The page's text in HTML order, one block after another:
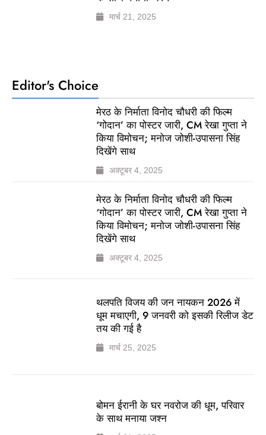
मार्च 21, 2025
Editor's Choice
मेरठ के निर्माता विनोद चौधरी की फिल्म
‘गोदान’ का पोस्टर जारी, CM रेखा गुप्ता ने
किया विमोचन; मनोज जोशी-उपासना सिंह
दिखेंगे साथ
अक्टूबर 4, 2025
मेरठ के निर्माता विनोद चौधरी की फिल्म
‘गोदान’ का पोस्टर जारी, CM रेखा गुप्ता ने
किया विमोचन; मनोज जोशी-उपासना सिंह
दिखेंगे साथ
अक्टूबर 4, 2025
थलपति विजय की जन नायकन 2026 में
धूम मचाएगी, 9 जनवरी को इसकी रिलीज डेट
तय की गई है
मार्च 25, 2025
बोमन ईरानी के घर नवरोज की धूम, परिवार
के साथ मनाया जश्न